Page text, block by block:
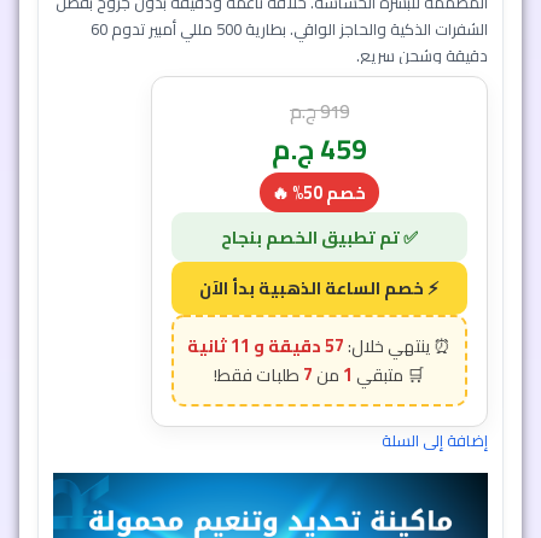
919ج.م
459ج.م
خصم 50% 🔥
57 دقيقة و 9 ثانية
1
7